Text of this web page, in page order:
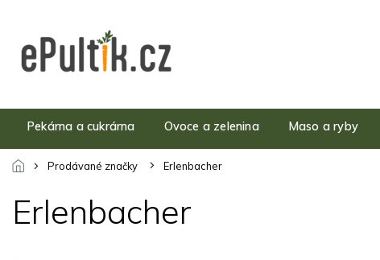
obsah
Pekárna a cukrárna Ovoce a zelenina Maso a ryby
Prodávané značky Erlenbacher
Erlenbacher